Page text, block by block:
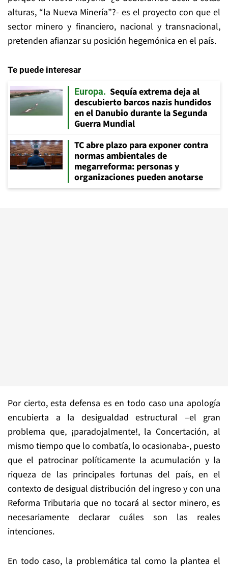
alturas, “la Nueva Minería”?- es el proyecto con que el
sector minero y financiero, nacional y transnacional,
pretenden afianzar su posición hegemónica en el país.
Te puede interesar
Europa
Sequía extrema deja al
descubierto barcos nazis hundidos
en el Danubio durante la Segunda
Guerra Mundial
TC abre plazo para exponer contra
normas ambientales de
megarreforma: personas y
organizaciones pueden anotarse
Por cierto, esta defensa es en todo caso una apología
encubierta a la desigualdad estructural –el gran
problema que, ¡paradojalmente!, la Concertación, al
mismo tiempo que lo combatía, lo ocasionaba-, puesto
que el patrocinar políticamente la acumulación y la
riqueza de las principales fortunas del país, en el
contexto de desigual distribución del ingreso y con una
Reforma Tributaria que no tocará al sector minero, es
necesariamente declarar cuáles son las reales
intenciones.
En todo caso, la problemática tal como la plantea el